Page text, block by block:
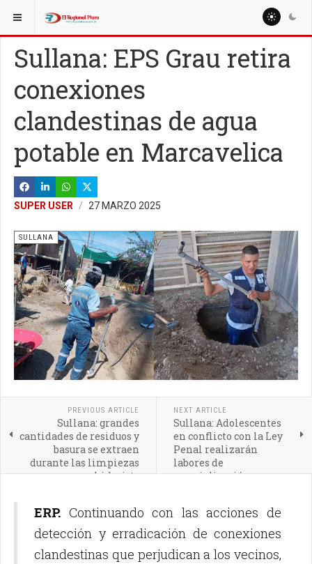
ESTÁ AQUÍ: LOCALES
Sullana: EPS Grau retira
conexiones
clandestinas de agua
potable en Marcavelica
SUPER USER 27 MARZO 2025
SULLANA
PREVIOUS ARTICLE
Sullana: grandes
cantidades de residuos y
basura se extraen
durante las limpiezas
con hidrojets
NEXT ARTICLE
Sullana: Adolescentes
en conflicto con la Ley
Penal realizarán
labores de
resocialización en
ERP. Continuando con las acciones de
detección y erradicación de conexiones
clandestinas que perjudican a los vecinos,